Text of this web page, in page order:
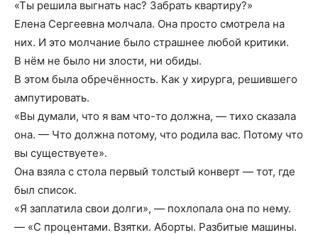
«Ты решила выгнать нас? Забрать квартиру?»
Елена Сергеевна молчала. Она просто смотрела на
них. И это молчание было страшнее любой критики.
В нём не было ни злости, ни обиды.
В этом была обречённость. Как у хирурга, решившего
ампутировать.
«Вы думали, что я вам что-то должна, — тихо сказала
она. — Что должна потому, что родила вас. Потому что
вы существуете».
Она взяла с стола первый толстый конверт — тот, где
был список.
«Я заплатила свои долги», — похлопала она по нему.
— «С процентами. Взятки. Аборты. Разбитые машины.